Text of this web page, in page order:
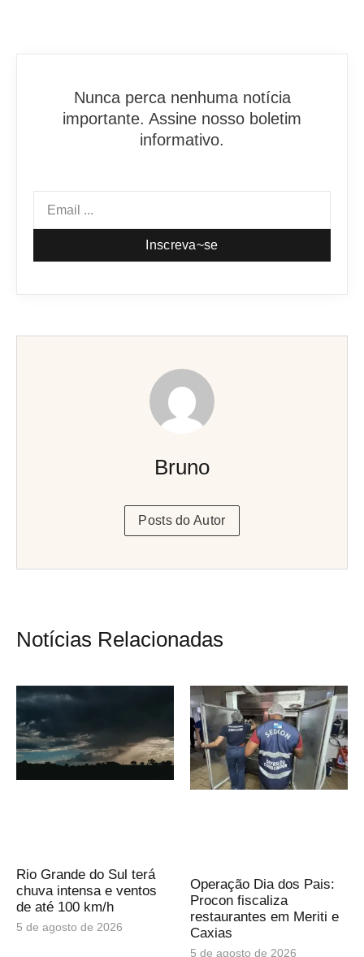
Nunca perca nenhuma notícia
importante. Assine nosso boletim
informativo.
Inscreva~se
Bruno
Posts do Autor
Notícias Relacionadas
Rio Grande do Sul terá
chuva intensa e ventos
de até 100 km/h
5 de agosto de 2026
Operação Dia dos Pais:
Procon fiscaliza
restaurantes em Meriti e
Caxias
5 de agosto de 2026